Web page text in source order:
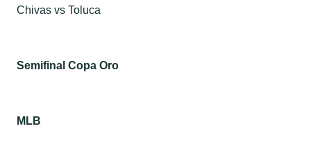
Chivas vs Toluca
Semifinal Copa Oro
M LB